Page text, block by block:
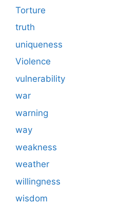
Torture
truth
uniqueness
Violence
vulnerability
war
warning
way
weakness
weather
willingness
wisdom